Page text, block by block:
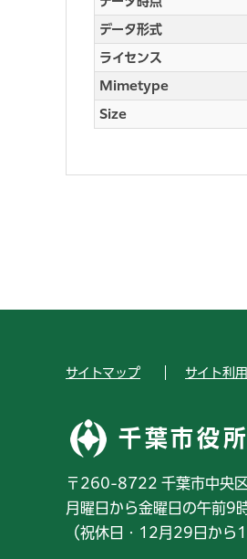
データ形式
ライセンス
Mimetype
Size
サイトマップ サイト利
千葉市役所
〒260-8722 千葉市中央
月曜日から金曜日の午前9
（祝休日・12月29日から